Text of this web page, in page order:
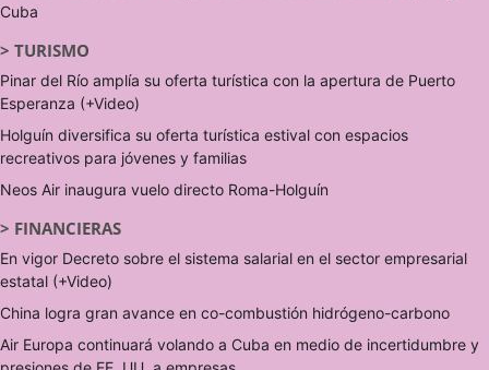
Cuba
> TURISMO
Pinar del Río amplía su oferta turística con la apertura de Puerto
Esperanza (+Video)
Holguín diversifica su oferta turística estival con espacios
recreativos para jóvenes y familias
Neos Air inaugura vuelo directo Roma-Holguín
> FINANCIERAS
En vigor Decreto sobre el sistema salarial en el sector empresarial
estatal (+Video)
China logra gran avance en co-combustión hidrógeno-carbono
Air Europa continuará volando a Cuba en medio de incertidumbre y